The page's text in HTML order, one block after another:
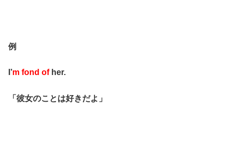
例
I’m fond ofher.
「彼女のことは好きだよ」